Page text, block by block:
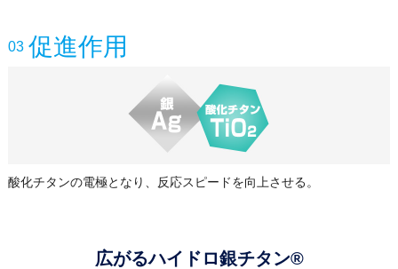
03 促進作用
酸化チタンの電極となり、反応スピードを向上させる。
広がるハイドロ銀チタン®